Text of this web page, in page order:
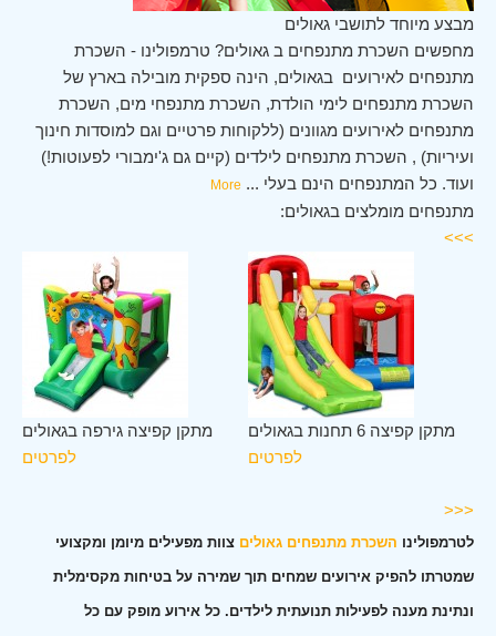
מבצע מיוחד לתושבי גאולים
מחפשים השכרת מתנפחים ב גאולים? טרמפולינו - השכרת
מתנפחים לאירועים בגאולים, הינה ספקית מובילה בארץ של
השכרת מתנפחים לימי הולדת, השכרת מתנפחי מים, השכרת
מתנפחים לאירועים מגוונים (ללקוחות פרטיים וגם למוסדות חינוך
ועיריות) , השכרת מתנפחים לילדים (קיים גם ג'ימבורי לפעוטות!)
ועוד. כל המתנפחים הינם בעלי ...
More
מתנפחים מומלצים בגאולים:
>>>
מתקן קפיצה גירפה בגאולים
לפרטים
מתקן קפיצה 6 תחנות בגאולים
לפרטים
<<<
לטרמפולינו השכרת מתנפחים גאולים צוות מפעילים מיומן ומקצועי
שמטרתו להפיק אירועים שמחים תוך שמירה על בטיחות מקסימלית
ונתינת מענה לפעילות תנועתית לילדים. כל אירוע מופק עם כל